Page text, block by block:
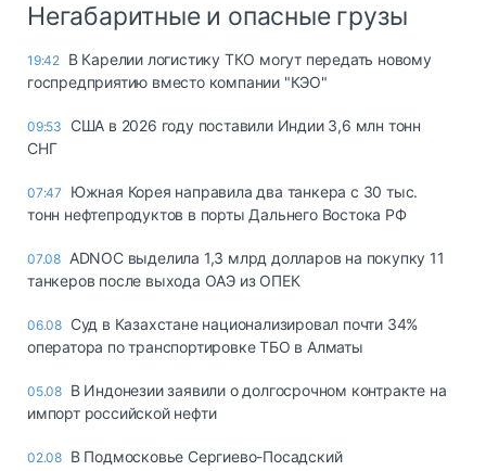
Негабаритные и опасные грузы
19:42 В Карелии логистику ТКО могут передать новому
госпредприятию вместо компании "КЭО"
09:53
США в 2026 году поставили Индии 3,6 млн тонн
СНГ
07:47
Южная Корея направила два танкера с 30 тыс.
тонн нефтепродуктов в порты Дальнего Востока РФ
07.08 ADNOC выделила 1,3 млрд долларов на покупку 11
танкеров после выхода ОАЭ из ОПЕК
06.08 Суд в Казахстане национализировал почти 34%
оператора по транспортировке ТБО в Алматы
05.08 В Индонезии заявили о долгосрочном контракте на
импорт российской нефти
02.08 В Подмосковье Сергиево-Посадский